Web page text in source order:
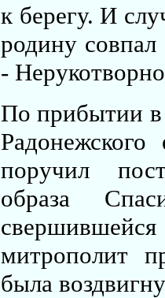
к берегу. И
родину
-
По прибытии
поручил
образа
митрополит
была